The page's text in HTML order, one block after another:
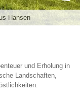
und Erholung in
Landschaften,